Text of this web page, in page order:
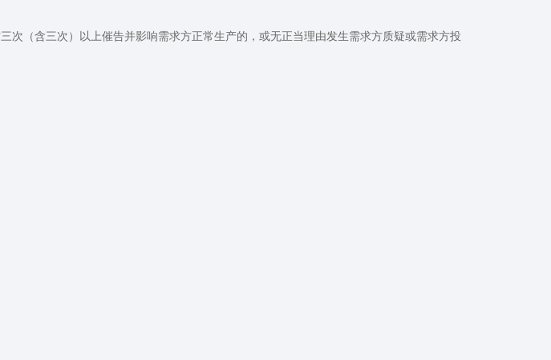
（含三次）以上催告并影响需求方正常生产的，或无正当理由发生需求方质疑或需求方投